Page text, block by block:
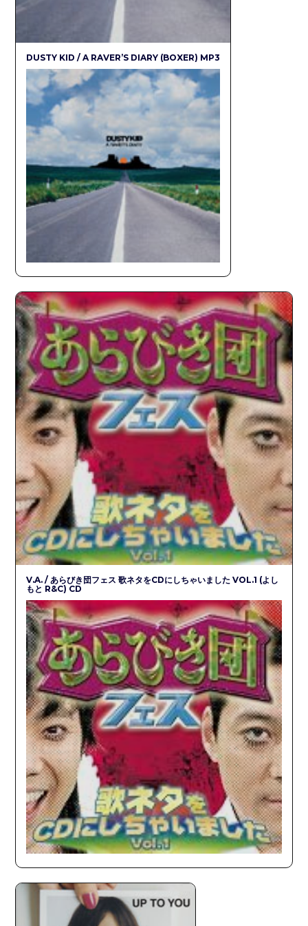
DUSTY KID / A RAVER’S DIARY (BOXER) MP3
V.A. / あらびき団フェス 歌ネタをCDにしちゃいました VOL.1 (よし
もと R&C) CD